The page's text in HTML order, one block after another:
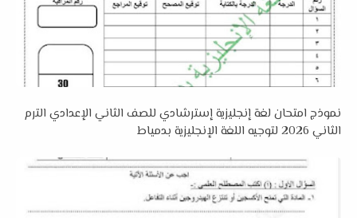
نموذج امتحان لغة إنجليزية إسترشادي للصف الثاني الإعدادي الترم
الثاني 2026 لتوجيه اللغة الإنجليزية بدمياط